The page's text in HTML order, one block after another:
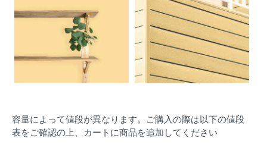
容量によって値段が異なります。ご購入の際は以下の値段
表をご確認の上、カートに商品を追加してください